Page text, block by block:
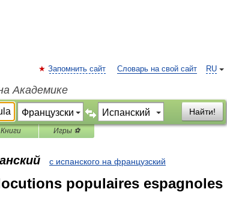
RU
Запомнить сайт Словарь на свой сайт
Академике
Найти!
Книги Игры ⚽
с испанского на французский
populaires espagnoles